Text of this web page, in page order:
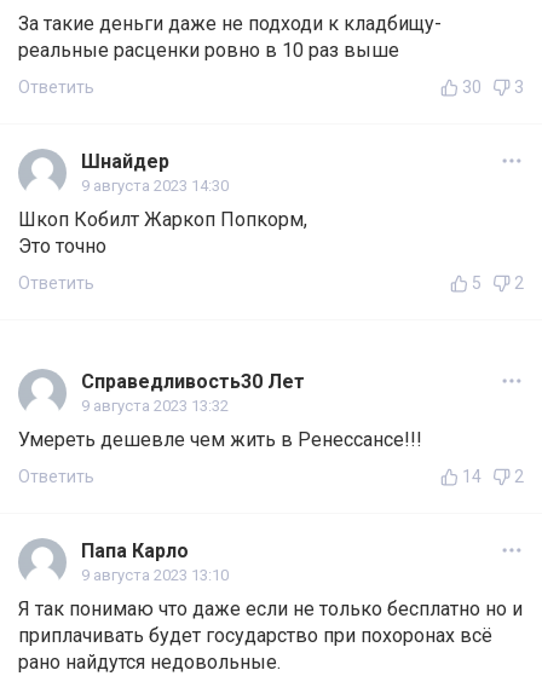
За такие деньги даже не подходи к кладбищу-
реальные расценки ровно в 10 раз выше
Ответить 30 3
Шнайдер
9 августа 2023 14:30
Шкоп Кобилт Жаркоп Попкорм,
Это точно
Ответить 5 2
Справедливость30 Лет
9 августа 2023 13:32
Умереть дешевле чем жить в Ренессансе!!!
Ответить 14 2
Папа Карло
9 августа 2023 13:10
Я так понимаю что даже если не только бесплатно но и
приплачивать будет государство при похоронах всё
рано найдутся недовольные.